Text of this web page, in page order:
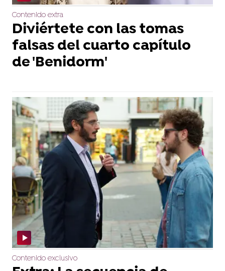
Contenido extra
Diviértete con las tomas
falsas del cuarto capítulo
de 'Benidorm'
Contenido exclusivo